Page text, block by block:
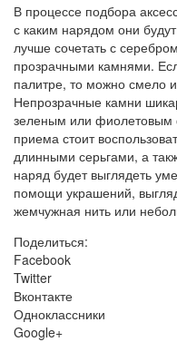
В процессе подбора
с каким нарядом они
лучше сочетать с
прозрачными камнями.
палитре, то можно смело
Непрозрачные камни
зеленым или фиолетовым
приема стоит
длинными серьгами, а
наряд будет выглядеть
помощи украшений,
жемчужная нить или
Поделиться:
Facebook
Twitter
Вконтакте
Одноклассники
Google+